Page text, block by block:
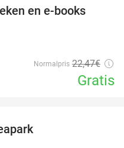
en e-books
Normalpris 22,47€
Gratis